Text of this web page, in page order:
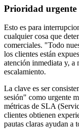
Prioridad urgente
Esto es para
cualquier cosa que
comerciales. "Todo
los clientes están
atención inmediata y, a
escalamiento.
La clave es ser
sesión" como urgente
métricas de SLA
clientes obtienen
pautas claras ayudan a